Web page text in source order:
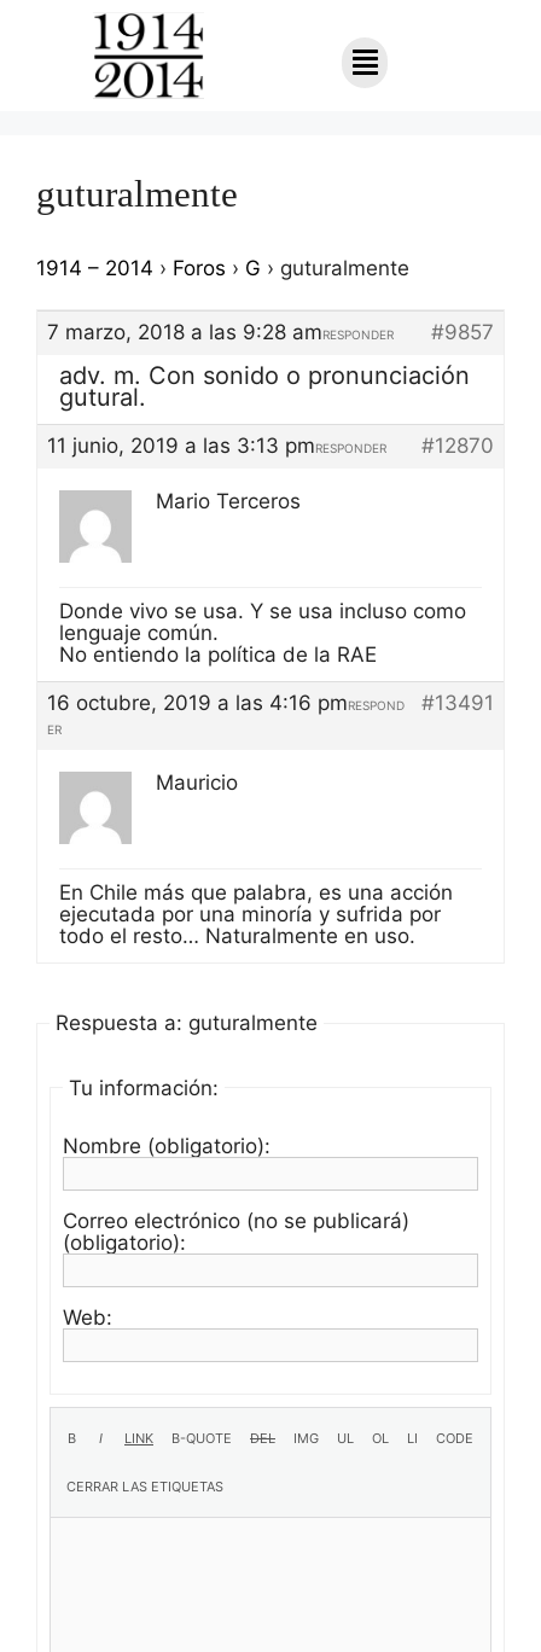
guturalmente
1914 – 2014 › Foros › G › guturalmente
7 marzo, 2018 a las 9:28 am #9857
RESPONDER
adv. m. Con sonido o pronunciación
gutural.
11 junio, 2019 a las 3:13 pm #12870
RESPONDER
Mario Terceros
Donde vivo se usa. Y se usa incluso como
lenguaje común.
No entiendo la política de la RAE
16 octubre, 2019 a las 4:16 pm
#13491
RESPOND
ER
Mauricio
En Chile más que palabra, es una acción
ejecutada por una minoría y sufrida por
todo el resto… Naturalmente en uso.
Respuesta a: guturalmente
Tu información:
Nombre (obligatorio):
Correo electrónico (no se publicará)
(obligatorio):
Web: